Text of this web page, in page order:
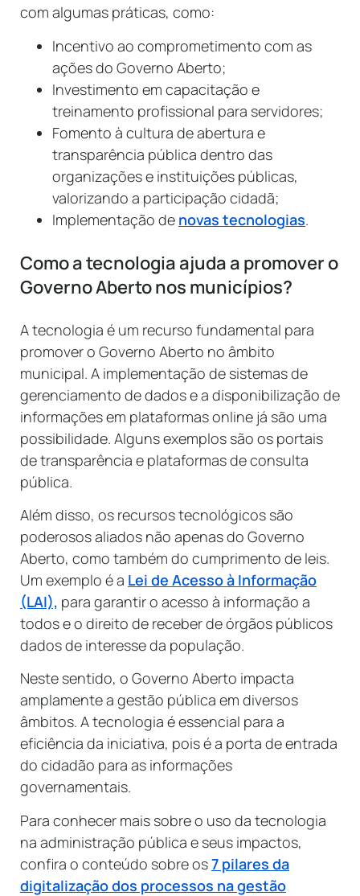
com algumas práticas, como:
Incentivo ao comprometimento com as
ações do Governo Aberto;
Investimento em capacitação e
treinamento profissional para servidores;
Fomento à cultura de abertura e
transparência pública dentro das
organizações e instituições públicas,
valorizando a participação cidadã;
Implementação de novas tecnologias.
Como a tecnologia ajuda a promover o
Governo Aberto nos municípios?
A tecnologia é um recurso fundamental para
promover o Governo Aberto no âmbito
municipal. A implementação de sistemas de
gerenciamento de dados e a disponibilização de
informações em plataformas online já são uma
possibilidade. Alguns exemplos são os portais
de transparência e plataformas de consulta
pública.
Além disso, os recursos tecnológicos são
poderosos aliados não apenas do Governo
Aberto, como também do cumprimento de leis.
Um exemplo é a Lei de Acesso à Informação
(LAI), para garantir o acesso à informação a
todos e o direito de receber de órgãos públicos
dados de interesse da população.
Neste sentido, o Governo Aberto impacta
amplamente a gestão pública em diversos
âmbitos. A tecnologia é essencial para a
eficiência da iniciativa, pois é a porta de entrada
do cidadão para as informações
governamentais.
Para conhecer mais sobre o uso da tecnologia
na administração pública e seus impactos,
confira o conteúdo sobre os7 pilares da
digitalização dos processos na gestão